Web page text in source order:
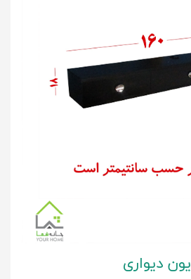
دیواری